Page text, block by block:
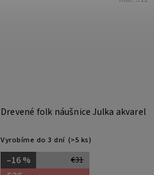
Drevené folk náušnice Julka akvarel
Vyrobíme do 3 dní (>5 ks)
€31
–16 %